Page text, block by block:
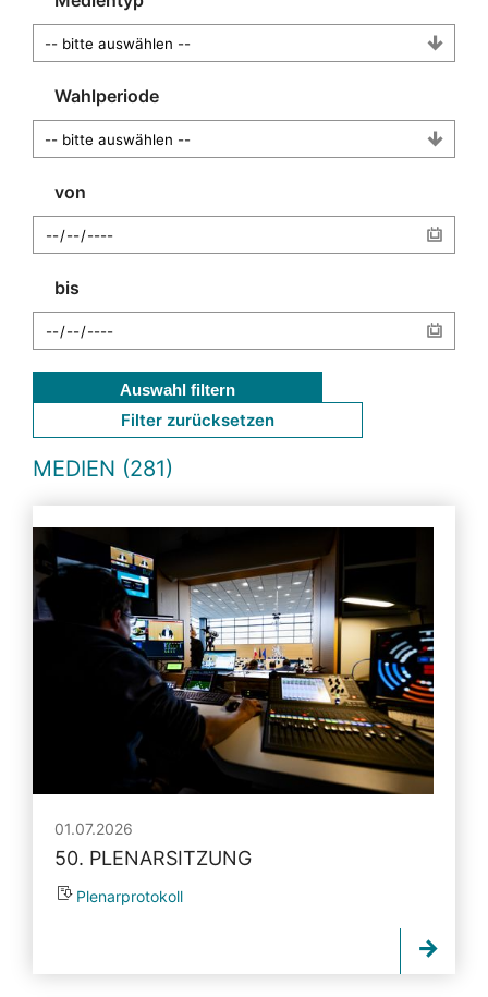
Wahlperiode
von
bis
Auswahl filtern
Filter zurücksetzen
MEDIEN (281)
01.07.2026
50. PLENARSITZUNG
Plenarprotokoll